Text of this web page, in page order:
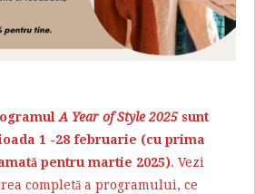
A Year of Style 2025 sunt
1 -28 februarie (cu prima
pentru martie 2025). Vezi
completă a programului, ce